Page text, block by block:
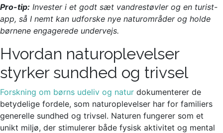
Pro-tip: Invester i et godt sæt vandrestøvler og en turist-
app, så I nemt kan udforske nye naturområder og holde
børnene engagerede undervejs.
Hvordan naturoplevelser
styrker sundhed og trivsel
Forskning om børns udeliv og natur dokumenterer de
betydelige fordele, som naturoplevelser har for familiers
generelle sundhed og trivsel. Naturen fungerer som et
unikt miljø, der stimulerer både fysisk aktivitet og mental